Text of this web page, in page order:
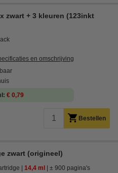
zwart + 3 kleuren (123inkt
en omschrijving
€ 0,79
Bestellen
zwart (origineel)
14,4 ml ± 900 pagina's